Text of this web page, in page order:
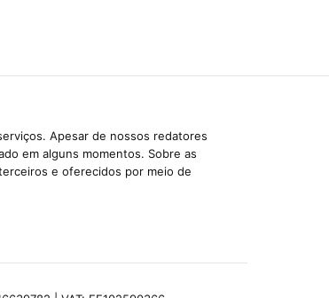
Apesar de nossos redatores
em alguns momentos. Sobre as
e oferecidos por meio de